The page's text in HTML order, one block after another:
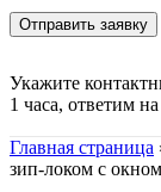
Укажите
1 часа, ответим
Главная страница
зип-локом с